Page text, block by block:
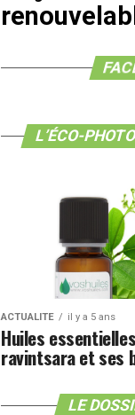
L’ÉCO-
ACTUALITE il y a 5 ans
Huiles
ravintsara et ses
LE